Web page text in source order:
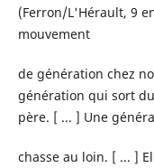
(Ferron/L'Hérault, 9
mouvement
de génération chez
génération qui sort
père. [ ... ] Une
chasse au loin. [ ... ]